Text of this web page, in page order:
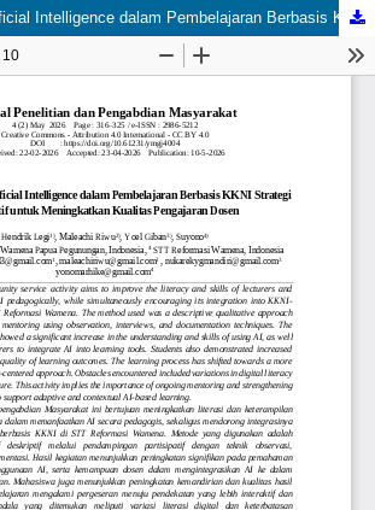
Optimalisasi Artificial Intelligence dalam Pembelajaran Berbasis KKNI Strategi Inovatif untuk Meningkatkan Kualitas Pengajaran Dosen